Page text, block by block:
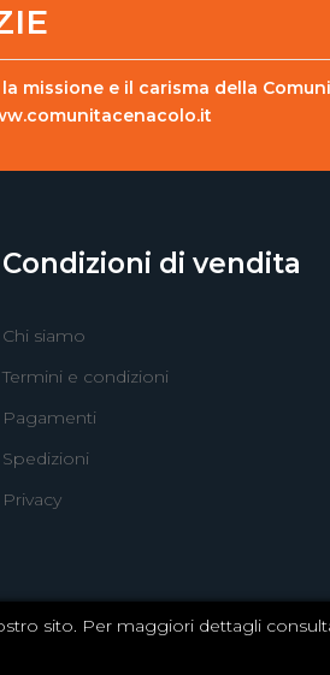
missione e il carisma della
Condizioni di vendita
Chi siamo
Termini e condizioni
Pagamenti
Spedizioni
Privacy
sito. Per maggiori dettagli